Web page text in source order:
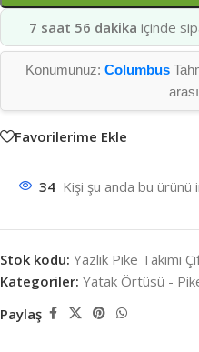
7 saat 56 dakika içinde
Konumunuz: Columbus
Favorilerime Ekle
34 Kişi şu anda bu ürünü
Stok kodu: Yazlık Pike Takımı
Kategoriler: Yatak Örtüsü -
Paylaş